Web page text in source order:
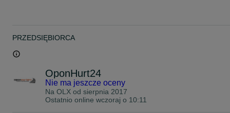
Dla kogo jest ta opona?
Opona 215/70R15C SW613 109/107R GOODRIDEidealnie
firm kurierskich i transportowych,
właścicieli busów do przewozu towarów lub osób,
PRZEDSIĘBIORCA
OponHurt24
Nie ma jeszcze oceny
Na OLX od sierpnia 2017
Ostatnio online wczoraj o 10:11